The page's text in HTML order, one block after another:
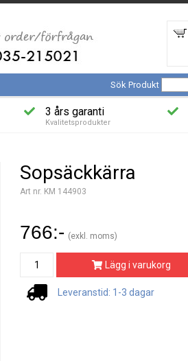
Sök Produkt
3 års garanti
Kvalitetsprodukter
Sopsäckkärra
Art nr. KM 144903
766:- (exkl. moms)
Lägg i varukorg
Leveranstid: 1-3 dagar